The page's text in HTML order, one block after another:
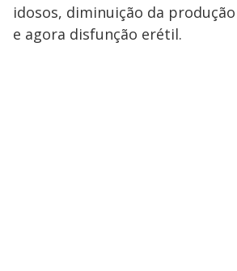
idosos, diminuição da
e agora disfunção erétil.